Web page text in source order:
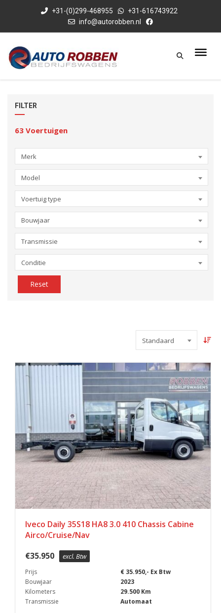
+31-(0)299-468955
+31-616743922
info@autorobben.nl
FILTER
63 Voertuigen
Merk
Model
Voertuig type
Bouwjaar
Transmissie
Conditie
Reset
Standaard
Iveco Daily 35S18 HA8 3.0 410 Chassis Cabine
Airco/Cruise/Nav
€35.950 excl. Btw
Prijs
€ 35.950,- Ex Btw
Bouwjaar
2023
Kilometers
29.500 Km
Transmissie
Automaat